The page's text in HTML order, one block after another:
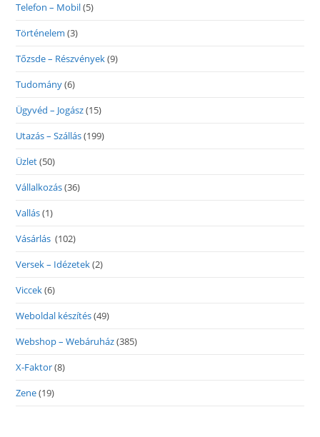
Telefon – Mobil(5)
Történelem (3)
Tőzsde – Részvények(9)
Tudomány(6)
Ügyvéd – Jogász(15)
Utazás – Szállás(199)
Üzlet(50)
Vállalkozás(36)
Vallás(1)
Vásárlás (102)
Versek – Idézetek(2)
Viccek(6)
Weboldal készítés(49)
Webshop – Webáruház(385)
X-Faktor(8)
Zene(19)